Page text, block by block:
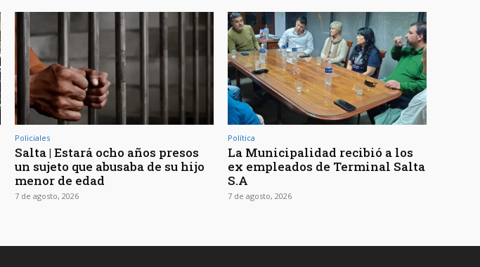
Policiales
Salta | Estará ocho años presos
un sujeto que abusaba de su hijo
menor de edad
7 de agosto, 2026
Política
La Municipalidad recibió a los
ex empleados de Terminal Salta
S.A
7 de agosto, 2026